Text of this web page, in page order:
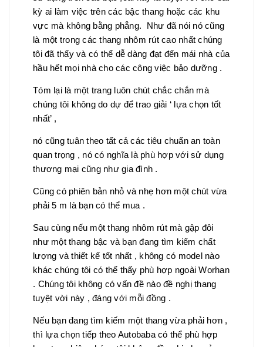
kỳ ai làm việc trên các bậc thang hoặc các khu
vực mà không bằng phẳng. Như đã nói nó cũng
là một trong các thang nhôm rút cao nhất chúng
tôi đã thấy và có thể dễ dàng đạt đến mái nhà của
hầu hết mọi nhà cho các công việc bảo dưỡng .
Tóm lại là một trang luôn chút chắc chắn mà
chúng tôi không do dự để trao giải ‘ lựa chọn tốt
nhất’ ,
nó cũng tuân theo tất cả các tiêu chuẩn an toàn
quan trọng , nó có nghĩa là phù hợp với sử dụng
thương mại cũng như gia đình .
Cũng có phiên bản nhỏ và nhẹ hơn một chút vừa
phải 5 m là bạn có thể mua .
Sau cùng nếu một thang nhôm rút mà gập đôi
như một thang bậc và bạn đang tìm kiếm chất
lượng và thiết kế tốt nhất , không có model nào
khác chúng tôi có thể thấy phù hợp ngoài Worhan
. Chúng tôi không có vấn đề nào đề nghị thang
tuyệt vời này , đáng với mỗi đồng .
Nếu bạn đang tìm kiếm một thang vừa phải hơn ,
thì lựa chọn tiếp theo Autobaba có thể phù hợp